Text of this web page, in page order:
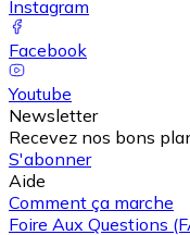
Instagram
Facebook
Youtube
Newsletter
Recevez nos bons
S'abonner
Aide
Comment ça marche
Foire Aux Questions